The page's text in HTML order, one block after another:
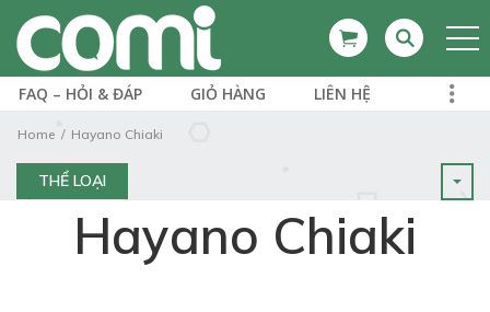
FAQ – HỎI & ĐÁP GIỎ HÀNG LIÊN HỆ
Home Hayano Chiaki
THỂ LOẠI
Hayano Chiaki